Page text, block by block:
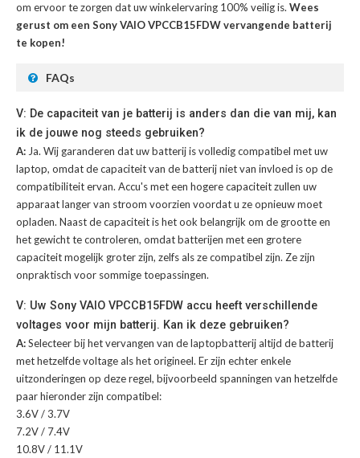
om ervoor te zorgen dat uw winkelervaring 100% veilig is. Wees
gerust om een Sony VAIO VPCCB15FDW vervangende batterij
te kopen!
FAQs
V: De capaciteit van je batterij is anders dan die van mij, kan
ik de jouwe nog steeds gebruiken?
A: Ja. Wij garanderen dat uw batterij is volledig compatibel met uw
laptop, omdat de capaciteit van de batterij niet van invloed is op de
compatibiliteit ervan. Accu's met een hogere capaciteit zullen uw
apparaat langer van stroom voorzien voordat u ze opnieuw moet
opladen. Naast de capaciteit is het ook belangrijk om de grootte en
het gewicht te controleren, omdat batterijen met een grotere
capaciteit mogelijk groter zijn, zelfs als ze compatibel zijn. Ze zijn
onpraktisch voor sommige toepassingen.
V: Uw Sony VAIO VPCCB15FDW accu heeft verschillende
voltages voor mijn batterij. Kan ik deze gebruiken?
A:Selecteer bij het vervangen van de laptopbatterij altijd de batterij
met hetzelfde voltage als het origineel. Er zijn echter enkele
uitzonderingen op deze regel, bijvoorbeeld spanningen van hetzelfde
paar hieronder zijn compatibel:
3.6V / 3.7V
7.2V / 7.4V
10.8V / 11.1V